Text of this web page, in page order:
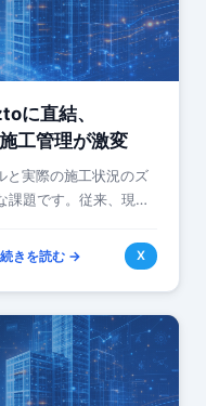
に直結、
工管理が激変
と実際の施工状況のズ
課題です。従来、現場
ル…
続きを読む → X